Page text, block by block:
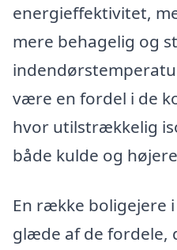
energieffektivitet,
mere behagelig og
være en fordel i de
hvor utilstrækkelig
både kulde og
En række boligejere
glæde af de fordele,